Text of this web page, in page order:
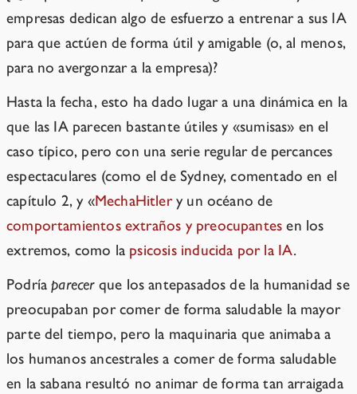
empresas dedican algo de esfuerzo a entrenar a sus IA
para que actúen de forma útil y amigable (o, al menos,
para no avergonzar a la empresa)?
Hasta la fecha, esto ha dado lugar a una dinámica en la
que las IA parecen bastante útiles y «sumisas» en el
caso típico, pero con una serie regular de percances
espectaculares (como el de Sydney, comentado en el
capítulo 2, y «MechaHitlery un océano de
comportamientos extraños y preocupantes en los
extremos, como la psicosis inducida por la IA.
Podríaparecerque los antepasados de la humanidad se
preocupaban por comer de forma saludable la mayor
parte del tiempo, pero la maquinaria que animaba a
los humanos ancestrales a comer de forma saludable
en la sabana resultó no animar de forma tan arraigada